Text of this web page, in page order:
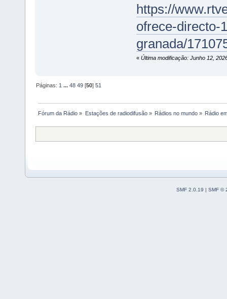
https://
ofrece-directo-
granada/
« Última modificação: Junho 12,
Páginas: 1 ...48 49 [50]51
Fórum da Rádio » Estações de radiodifusão» Rádios no mundo» Rádio
SMF 2.0.19 | SMF ©